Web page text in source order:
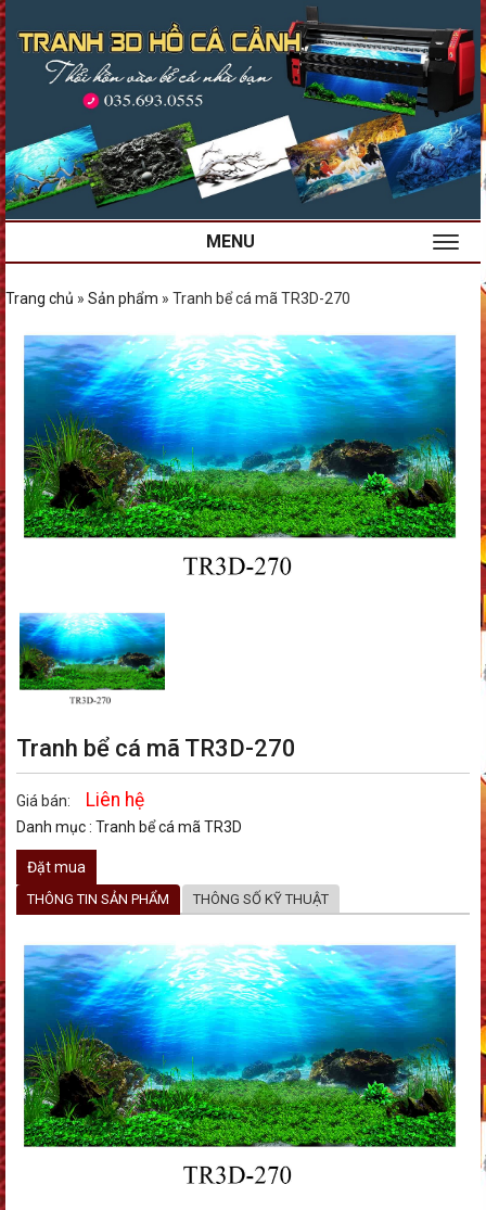
MENU
Trang chủ » Sản phẩm » Tranh bể cá mã TR3D-270
Tranh bể cá mã TR3D-270
Giá bán: Liên hệ
Danh mục : Tranh bể cá mã TR3D
Đặt mua
THÔNG TIN SẢN PHẨM THÔNG SỐ KỸ THUẬT